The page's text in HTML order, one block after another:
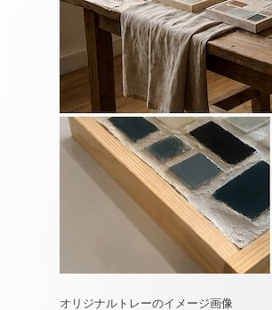
オリジナルトレーのイメージ画像